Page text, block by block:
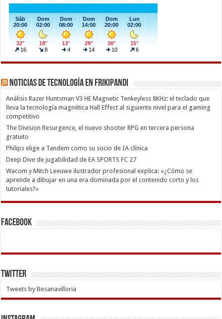
Noticias de Tecnología en Frikipandi
Análisis Razer Huntsman V3 HE Magnetic Tenkeyless 8KHz: el teclado que
lleva la tecnología magnética Hall Effect al siguiente nivel para el gaming
competitivo
The Division Resurgence, el nuevo shooter RPG en tercera persona
gratuito
Philips elige a Tandem como su socio de IA clínica
Deep Dive de jugabilidad de EA SPORTS FC 27
Wacom y Mitch Leeuwe ilustrador profesional explica: «¿Cómo se
aprende a dibujar en una era dominada por el contenido corto y los
tutoriales?»
Facebook
Twitter
Tweets by Besanavilloria